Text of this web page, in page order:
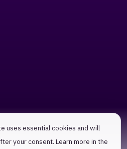
uses essential cookies and will
your consent. Learn more in the